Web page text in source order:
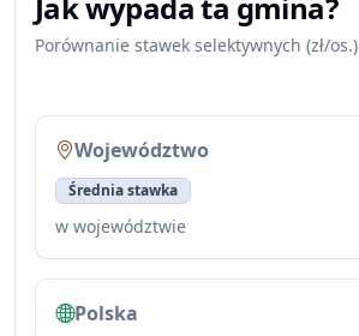
Porównanie stawek selektywnych (zł/os.)
Województwo
Średnia stawka
w województwie
Polska